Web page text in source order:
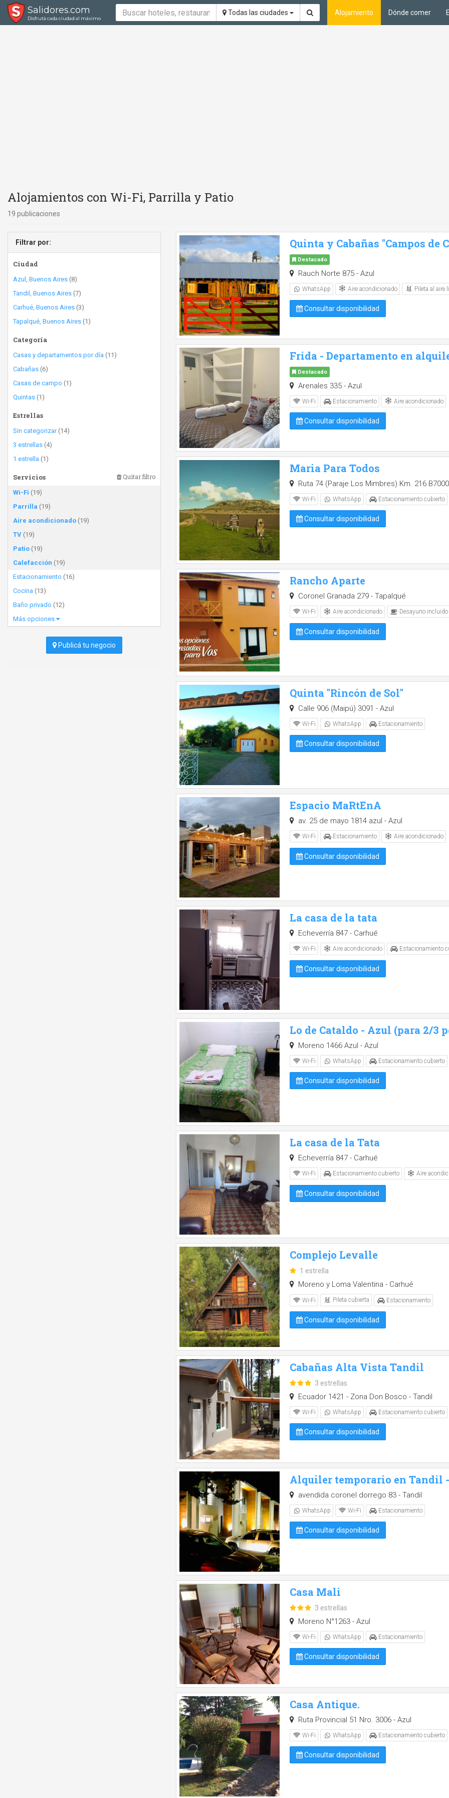
Salidores.com
Disfrutá cada ciudad al máximo
Todas las ciudades Alojamiento Dónde comer
Alojamientos con Wi-Fi, Parrilla y Patio
19 publicaciones
Filtrar por:
Ciudad
Azul, Buenos Aires (8)
Tandil, Buenos Aires (7)
Carhué, Buenos Aires (3)
Tapalqué, Buenos Aires (1)
Categoría
Casas y departamentos por día (11)
Cabañas (6)
Casas de campo (1)
Quintas (1)
Estrellas
Sin categorizar(14)
3 estrellas (4)
1 estrella (1)
Servicios Quitar filtro
Wi-Fi (19)
Parrilla (19)
Aire acondicionado (19)
TV (19)
Patio (19)
Calefacción (19)
Estacionamiento (16)
Cocina (13)
Baño privado (12)
Más opciones
Publicá tu negocio
Quinta y Cabañas "Campos de
Destacado
Rauch Norte 875 - Azul
WhatsApp Aire acondicionado Pileta al aire
Consultar disponibilidad
Frida - Departamento en
Destacado
Arenales 335 - Azul
Wi-Fi Estacionamiento Aire acondicionado
Consultar disponibilidad
Maria Para Todos
Ruta 74 (Paraje Los Mimbres) Km. 216
Wi-Fi WhatsApp Estacionamiento cubierto
Consultar disponibilidad
Rancho Aparte
Coronel Granada 279 - Tapalqué
Wi-Fi Aire acondicionado Desayuno incluido
Consultar disponibilidad
Quinta "Rincón de Sol"
Calle 906 (Maipú) 3091 - Azul
Wi-Fi WhatsApp Estacionamiento
Consultar disponibilidad
Espacio MaRtEnA
av. 25 de mayo 1814 azul - Azul
Wi-Fi Estacionamiento Aire acondicionado
Consultar disponibilidad
La casa de la tata
Echeverría 847 - Carhué
Wi-Fi Aire acondicionado Estacionamiento
Consultar disponibilidad
Lo de Cataldo - Azul (para 2/3
Moreno 1466 Azul - Azul
Wi-Fi WhatsApp Estacionamiento cubierto
Consultar disponibilidad
La casa de la Tata
Echeverría 847 - Carhué
Wi-Fi Estacionamiento cubierto Aire
Consultar disponibilidad
Complejo Levalle
1 estrella
Moreno y Loma Valentina - Carhué
Wi-Fi Pileta cubierta Estacionamiento
Consultar disponibilidad
Cabañas Alta Vista Tandil
3 estrellas
Ecuador 1421 - Zona Don Bosco - Tandil
Wi-Fi WhatsApp Estacionamiento cubierto
Consultar disponibilidad
Alquiler temporario en Tandil
avendida coronel dorrego 83 - Tandil
WhatsApp Wi-Fi Estacionamiento
Consultar disponibilidad
Casa Mali
3 estrellas
Moreno N°1263 - Azul
Wi-Fi WhatsApp Estacionamiento
Consultar disponibilidad
Casa Antique.
Ruta Provincial 51 Nro. 3006 - Azul
Wi-Fi WhatsApp Estacionamiento cubierto
Consultar disponibilidad